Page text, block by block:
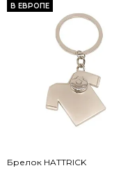
В ЕВРОПЕ
Брелок HATTRICK